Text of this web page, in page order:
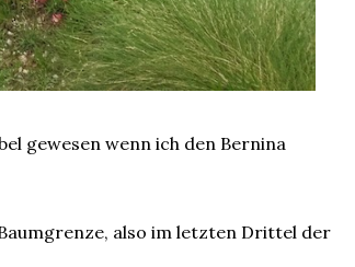
gewesen wenn ich den Bernina
also im letzten Drittel der